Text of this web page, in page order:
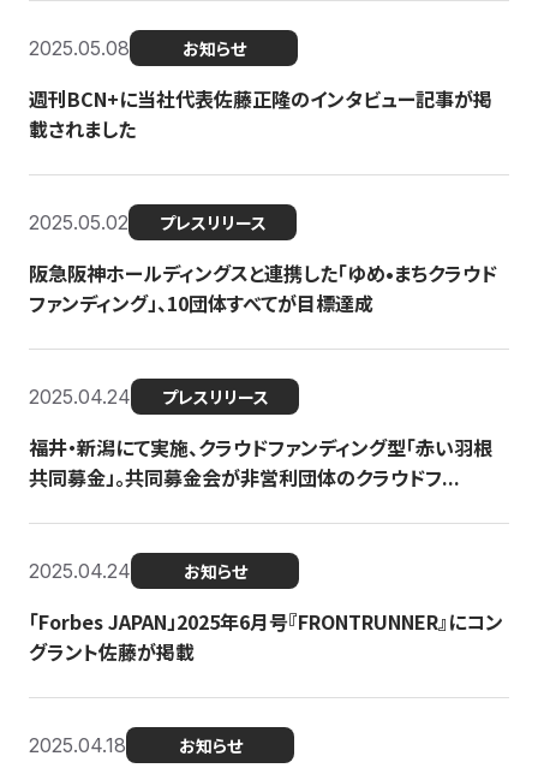
2025.05.08 お知らせ
週刊BCN+に当社代表佐藤正隆のインタビュー記事が掲
載されました
2025.05.02 プレスリリース
阪急阪神ホールディングスと連携した「ゆめ•まちクラウド
ファンディング」、10団体すべてが目標達成
2025.04.24 プレスリリース
福井・新潟にて実施、クラウドファンディング型「赤い羽根
共同募金」。共同募金会が非営利団体のクラウドフ...
2025.04.24 お知らせ
「Forbes JAPAN」2025年6月号『FRONTRUNNER』にコン
グラント佐藤が掲載
2025.04.18 お知らせ